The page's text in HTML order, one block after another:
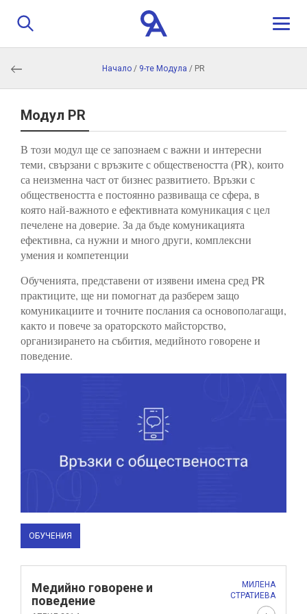
За нас
Истории
Обучители
Контакти
Начало / 9-те Модула / PR
Модул PR
В този модул ще се запознаем с важни и интересни
теми, свързани с връзките с обществеността (PR), които
са неизменна част от бизнес развитието. Връзки с
обществеността е постоянно развиваща се сфера, в
която най-важното е ефективната комуникация с цел
печелене на доверие. За да бъде комуникацията
ефективна, са нужни и много други, комплексни
умения и компетенции
Обученията, представени от изявени имена сред PR
практиците, ще ни помогнат да разберем защо
комуникациите и точните послания са основополагащи,
както и повече за ораторското майсторство,
организирането на събития, медийното говорене и
поведение.
ОБУЧЕНИЯ
Медийно говорене и
поведение
МИЛЕНА
СТРАТИЕВА